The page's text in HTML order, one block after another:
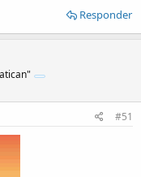
Responder
#51